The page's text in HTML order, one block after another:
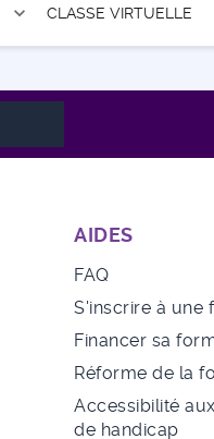
expand_more CLASSE VIRTUELLE
AIDES
FAQ
S'inscrire à une
Financer sa
Réforme de la
Accessibilité
de handicap